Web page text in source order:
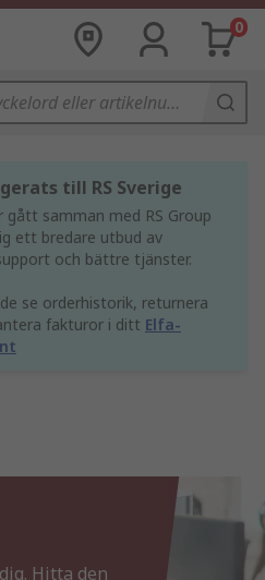
0
till RS Sverige
gått samman med RS Group
ett bredare utbud av
och bättre tjänster.
se orderhistorik, returnera
fakturor i ditt Elfa-
Hitta den